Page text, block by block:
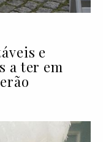
e
a ter em